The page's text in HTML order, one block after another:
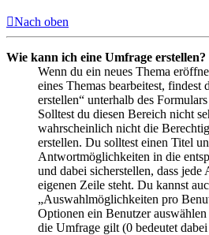
Nach oben
Wie kann ich eine Umfrage erstellen?
Wenn du ein neues Thema
eines Themas bearbeitest, findest
erstellen“ unterhalb des
Solltest du diesen Bereich nicht
wahrscheinlich nicht die
erstellen. Du solltest einen Titel
Antwortmöglichkeiten in die
und dabei sicherstellen, dass
eigenen Zeile steht. Du kannst
„Auswahlmöglichkeiten pro
Optionen ein Benutzer
die Umfrage gilt (0 bedeutet